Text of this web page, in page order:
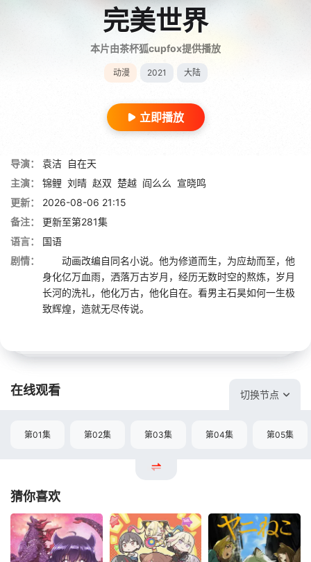
完美世界
本片由茶杯狐cupfox提供播放
动漫 2021 大陆
立即播放
导演： 袁洁 自在天
主演：
锦鲤 刘晴 赵双 楚越 阎么么 宣晓鸣
更新：
2026-08-06 21:15
备注：
更新至第281集
语言：
国语
剧情：
动画改编自同名小说。他为修道而生，为应劫而至，他
身化亿万血雨，洒落万古岁月，经历无数时空的熬炼，岁月
长河的洗礼，他化万古，他化自在。看男主石昊如何一生极
致辉煌，造就无尽传说。
在线观看 切换节点
第01集 第02集 第03集 第04集 第05集
猜你喜欢